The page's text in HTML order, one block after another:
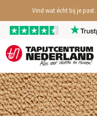
Vind wat écht bij je past.